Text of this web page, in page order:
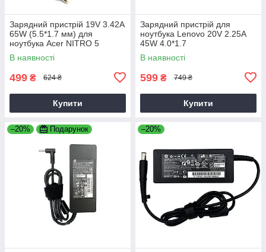
Зарядний пристрій 19V 3.42A
65W (5.5*1.7 мм) для
ноутбука Acer NITRO 5
AN515-31 65
В наявності
499 ₴ 624 ₴
Купити
Зарядний пристрій для
ноутбука Lenovo 20V 2.25A
45W 4.0*1.7
В наявності
599 ₴ 749 ₴
Купити
–20% Подарунок –20%